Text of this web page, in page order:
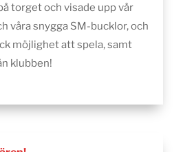
torget och visade upp vår
våra snygga SM-bucklor, och
möjlighet att spela, samt
klubben!